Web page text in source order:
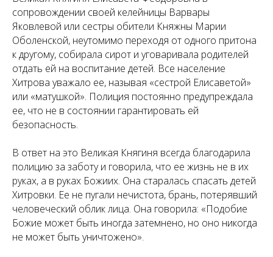
сопровождении своей келейницы Варвары
Яковлевой или сестры обители Княжны Марии
Оболенской, неутомимо переходя от одного притона
к другому, собирала сирот и уговаривала родителей
отдать ей на воспитание детей. Все население
Хитрова уважало ее, называя «сестрой Елисаветой»
или «матушкой». Полиция постоянно предупреждала
ее, что не в состоянии гарантировать ей
безопасность.
В ответ на это Великая Княгиня всегда благодарила
полицию за заботу и говорила, что ее жизнь не в их
руках, а в руках Божиих. Она старалась спасать детей
Хитровки. Ее не пугали нечистота, брань, потерявший
человеческий облик лица. Она говорила: «Подобие
Божие может быть иногда затемнено, но оно никогда
не может быть уничтожено».